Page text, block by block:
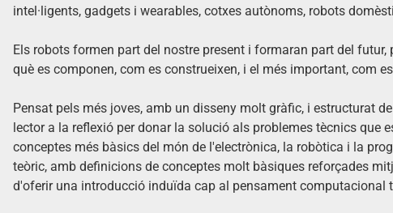
intel·ligents, gadgets i wearables, cotxes autònoms, robots
Els robots formen part del nostre present i formaran part del
què es componen, com es construeixen, i el més important, com
Pensat pels més joves, amb un disseny molt gràfic, i estructurat
lector a la reflexió per donar la solució als problemes tècnics que
conceptes més bàsics del món de l'electrònica, la robòtica i la
teòric, amb definicions de conceptes molt bàsiques reforçades
d'oferir una introducció induïda cap al pensament computacional